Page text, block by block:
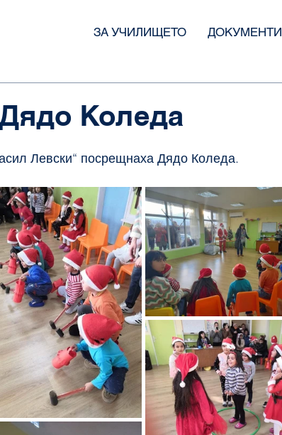
ЗА УЧИЛИЩЕТО ДОКУМЕНТИ
Коледа
Левски“ посрещнаха Дядо Коледа.